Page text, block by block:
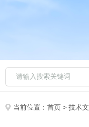
当前位置：首页 >技术